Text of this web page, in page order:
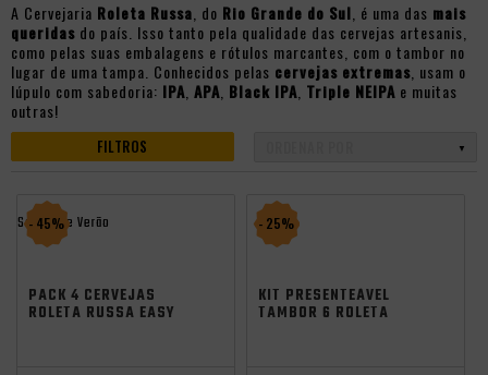
A Cervejaria Roleta Russa , do Rio Grande do Sul , é uma das mais
queridas do país. Isso tanto pela qualidade das cervejas artesanis,
como pelas suas embalagens e rótulos marcantes, com o tambor no
lugar de uma tampa. Conhecidos pelas cervejas extremas , usam o
lúpulo com sabedoria: IPA APA Black IPA Triple NEIPA e muitas
outras!
FILTROS
Saldão de Verão
- 45%
PACK 4 CERVEJAS
ROLETA RUSSA EASY
- 25%
KIT PRESENTEÁVEL
TAMBOR 6 ROLETA